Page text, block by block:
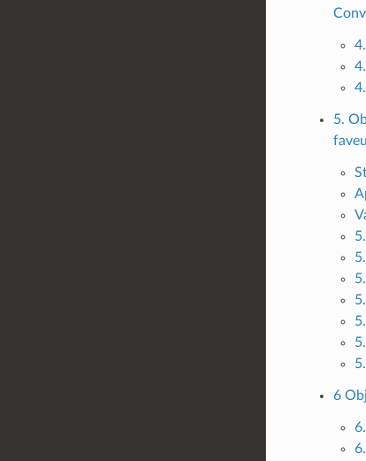
5.
6